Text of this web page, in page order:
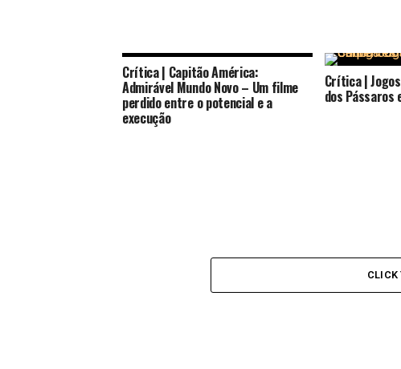
Crítica | Capitão América:
Admirável Mundo Novo – Um filme
perdido entre o potencial e a
execução
Crítica |
dos Pássaros
CLICK